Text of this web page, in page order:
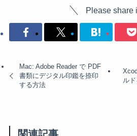
Please share
Mac: Adobe Reader で PDF
書類にデジタル印鑑を捺印
する方法
ル